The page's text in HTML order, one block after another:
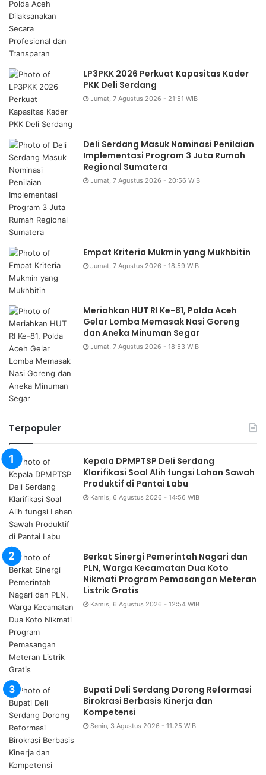
LP3PKK 2026 Perkuat Kapasitas Kader
PKK Deli Serdang
Jumat, 7 Agustus 2026 - 21:51 WIB
Deli Serdang Masuk Nominasi Penilaian
Implementasi Program 3 Juta Rumah
Regional Sumatera
Jumat, 7 Agustus 2026 - 20:56 WIB
Empat Kriteria Mukmin yang Mukhbitin
Jumat, 7 Agustus 2026 - 18:59 WIB
Meriahkan HUT RI Ke-81, Polda Aceh
Gelar Lomba Memasak Nasi Goreng
dan Aneka Minuman Segar
Jumat, 7 Agustus 2026 - 18:53 WIB
Terpopuler
Kepala DPMPTSP Deli Serdang
Klarifikasi Soal Alih fungsi Lahan Sawah
Produktif di Pantai Labu
Kamis, 6 Agustus 2026 - 14:56 WIB
Berkat Sinergi Pemerintah Nagari dan
PLN, Warga Kecamatan Dua Koto
Nikmati Program Pemasangan Meteran
Listrik Gratis
Kamis, 6 Agustus 2026 - 12:54 WIB
Bupati Deli Serdang Dorong Reformasi
Birokrasi Berbasis Kinerja dan
Kompetensi
Senin, 3 Agustus 2026 - 11:25 WIB